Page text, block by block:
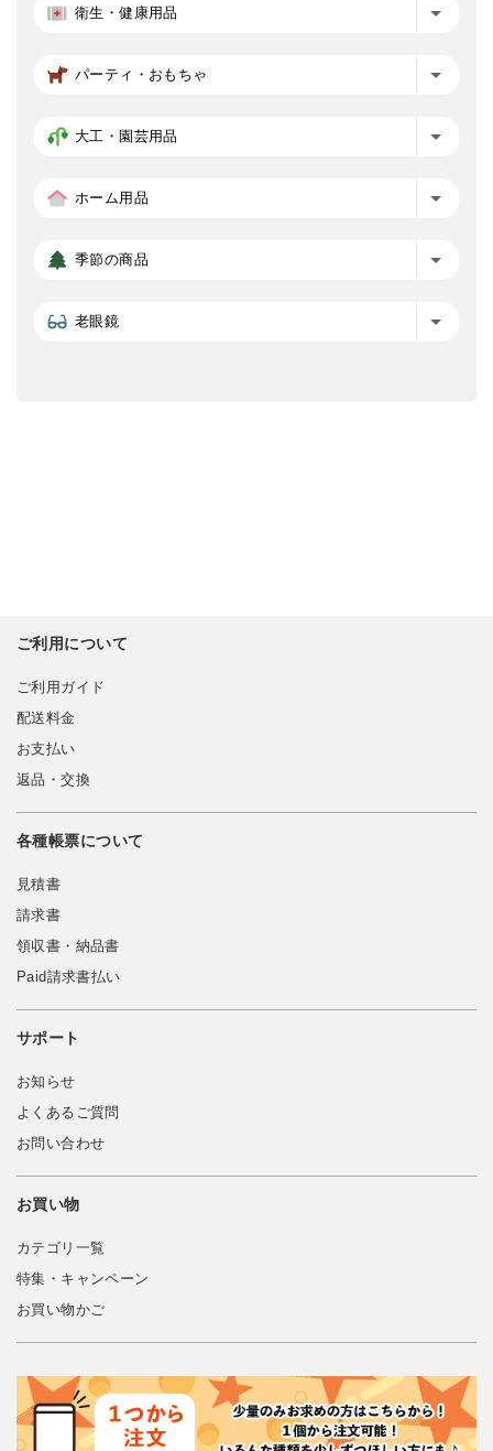
衛生・健康用品
パーティ・おもちゃ
大工・園芸用品
ホーム用品
季節の商品
老眼鏡
ご利用について
ご利用ガイド
配送料金
お支払い
返品・交換
各種帳票について
見積書
請求書
領収書・納品書
Paid請求書払い
サポート
お知らせ
よくあるご質問
お問い合わせ
お買い物
カテゴリ一覧
特集・キャンペーン
お買い物かご